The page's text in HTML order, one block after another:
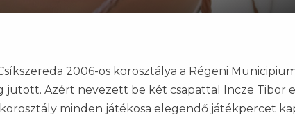
2006-os korosztálya a Régeni
jutott. Azért nevezett be két csapattal Incze Tibor
minden játékosa elegendő játékpercet